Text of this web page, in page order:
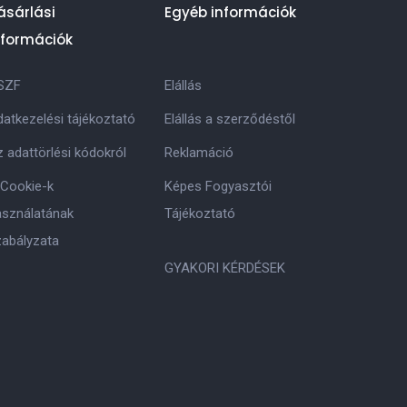
tájékoztató
adattörlési kódokról
k
Egyéb információk
Elállás
Elállás a szerződéstől
Reklamáció
Képes Fogyasztói
Tájékoztató
GYAKORI KÉRDÉSEK